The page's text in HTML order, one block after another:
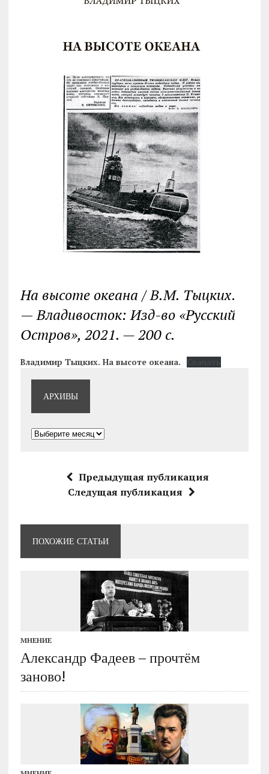
На высоте океана / В.М. Тыцких.
—Владивосток: Изд-во «Русский
Остров», 2021. — 200 с.
Владимир Тыцких. На высоте океана.
АРХИВЫ
Архивы
Предыдущая публикация
Следущая публикация
ПОХОЖИЕ СТАТЬИ
МНЕНИЕ
Александр Фадеев – прочтём
заново!